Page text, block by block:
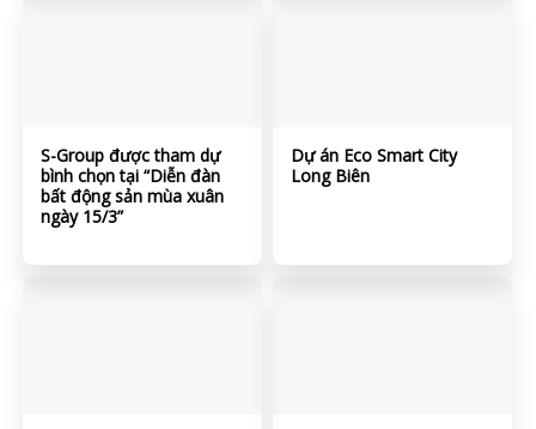
S-Group được tham dự
bình chọn tại “Diễn đàn
bất động sản mùa xuân
ngày 15/3”
Dự án Eco Smart City
Long Biên